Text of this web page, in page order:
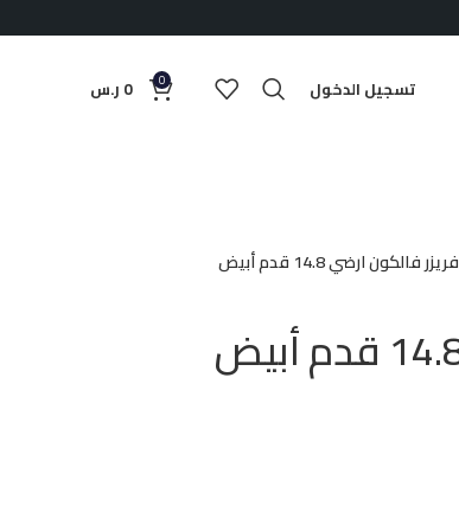
تسجيل الدخول 0
0 ر.س
فريزر فالكون ارضي 14.8 قدم أبيض